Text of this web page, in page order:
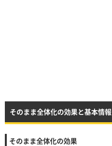
そのまま全体化の効果と基本情報
そのまま全体化の効果